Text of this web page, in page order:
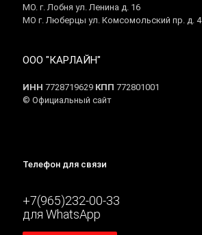
МО. г. Лобня ул. Ленина д. 16
МО г. Люберцы ул. Комсомольский пр. д. 4
ООО "КАРЛАЙН"
ИНН 7728719629 КПП 772801001
© Официальный сайт
Телефон для связи
+7(965)232-00-33
для WhatsApp